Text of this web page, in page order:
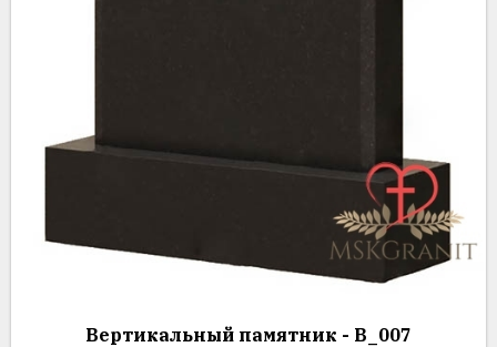
Вертикальный памятник - В_007